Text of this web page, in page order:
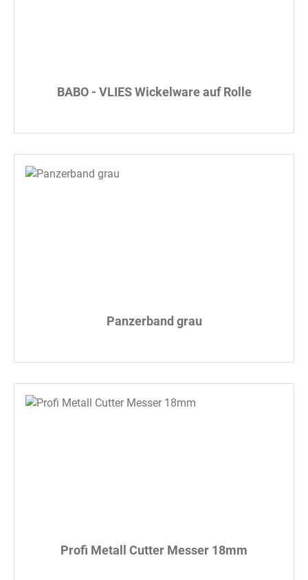
BABO - VLIES Wickelware auf Rolle
Panzerband grau
Profi Metall Cutter Messer 18mm